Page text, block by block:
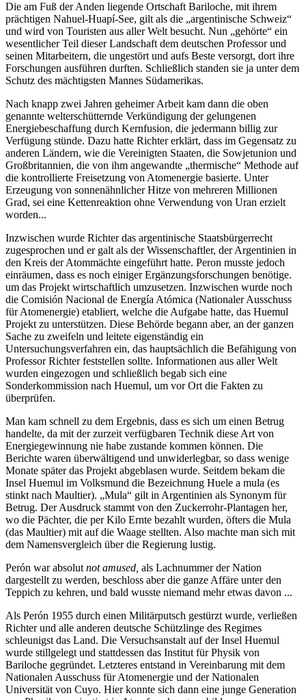
Die am Fuß der Anden liegende Ortschaft Bariloche, mit ihrem
prächtigen Nahuel-Huapí-See, gilt als die
argentinische Schweiz
und wird von Touristen aus aller Welt besucht. Nun
gehörte
ein
wesentlicher Teil dieser Landschaft dem deutschen Professor und
seinen Mitarbeitern, die ungestört und aufs Beste versorgt, dort ihre
Forschungen ausführen durften. Schließlich standen sie ja unter dem
Schutz des mächtigsten Mannes Südamerikas.
Nach knapp zwei Jahren geheimer Arbeit kam dann die oben
genannte welterschütternde Verkündigung der gelungenen
Energiebeschaffung durch Kernfusion, die jedermann billig zur
Verfügung stünde. Dazu hatte Richter erklärt, dass im Gegensatz zu
anderen Ländern, wie die Vereinigten Staaten, die Sowjetunion und
Großbritannien, die von ihm angewandte
thermische
Methode auf
die kontrollierte Freisetzung von Atomenergie basierte. Unter
Erzeugung von sonnenähnlicher Hitze von mehreren Millionen
Grad, sei eine Kettenreaktion ohne Verwendung von Uran erzielt
worden...
Inzwischen wurde Richter das argentinische Staatsbürgerrecht
zugesprochen und er galt als der Wissenschaftler, der Argentinien in
den Kreis der Atommächte eingeführt hatte. Peron musste jedoch
einräumen, dass es noch einiger Ergänzungsforschungen benötige.
um das Projekt wirtschaftlich umzusetzen. Inzwischen wurde noch
die Comisión Nacional de Energía Atómica (Nationaler Ausschuss
für Atomenergie) etabliert, welche die Aufgabe hatte, das Huemul
Projekt zu unterstützen. Diese Behörde begann aber, an der ganzen
Sache zu zweifeln und leitete eigenständig ein
Untersuchungsverfahren ein, das hauptsächlich die Befähigung von
Professor Richter feststellen sollte. Informationen aus aller Welt
wurden eingezogen und schließlich begab sich eine
Sonderkommission nach Huemul, um vor Ort die Fakten zu
überprüfen.
Man kam schnell zu dem Ergebnis, dass es sich um einen Betrug
handelte, da mit der zurzeit verfügbaren Technik diese Art von
Energiegewinnung nie habe zustande kommen können. Die
Berichte waren überwältigend und unwiderlegbar, so dass wenige
Monate später das Projekt abgeblasen wurde. Seitdem bekam die
Insel Huemul im Volksmund die Bezeichnung Huele a mula (es
stinkt nach Maultier).
Mula
gilt in Argentinien als Synonym für
Betrug. Der Ausdruck stammt von den Zuckerrohr-Plantagen her,
wo die Pächter, die per Kilo Ernte bezahlt wurden, öfters die Mula
(das Maultier) mit auf die Waage stellten. Also machte man sich mit
dem Namensvergleich über die Regierung lustig.
Perón war absolut not amused, als Lachnummer der Nation
dargestellt zu werden, beschloss aber die ganze Affäre unter den
Teppich zu kehren, und bald wusste niemand mehr etwas davon ...
Als Perón 1955 durch einen Militärputsch gestürzt wurde, verließen
Richter und alle anderen deutsche Schützlinge des Regimes
schleunigst das Land. Die Versuchsanstalt auf der Insel Huemul
wurde stillgelegt und stattdessen das Institut für Physik von
Bariloche gegründet. Letzteres entstand in Vereinbarung mit dem
Nationalen Ausschuss für Atomenergie und der Nationalen
Universität von Cuyo. Hier konnte sich dann eine junge Generation